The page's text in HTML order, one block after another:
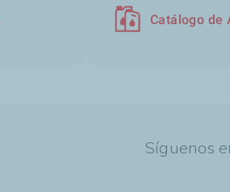
Catálogo de
Síguenos